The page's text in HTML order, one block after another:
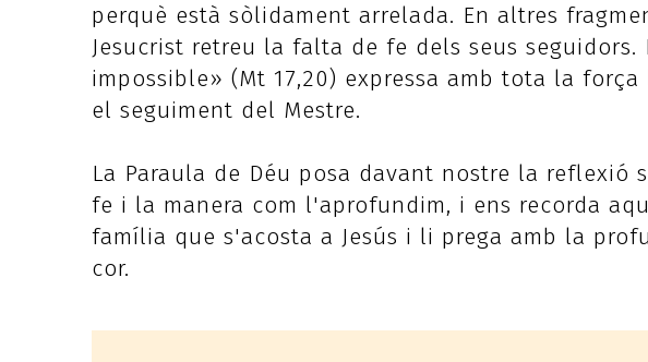
perquè està sòlidament arrelada. En altres
Jesucrist retreu la falta de fe dels seus seguidors.
impossible» (Mt 17,20) expressa amb tota la
el seguiment del Mestre.
La Paraula de Déu posa davant nostre la
fe i la manera com l'aprofundim, i ens recorda
família que s'acosta a Jesús i li prega amb la
cor.